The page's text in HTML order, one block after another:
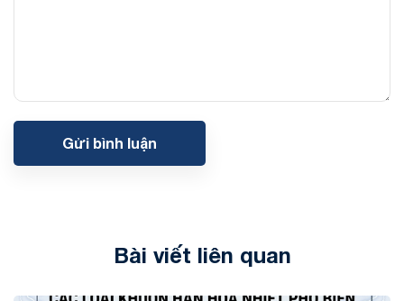
Gửi bình luận
Bài viết liên quan